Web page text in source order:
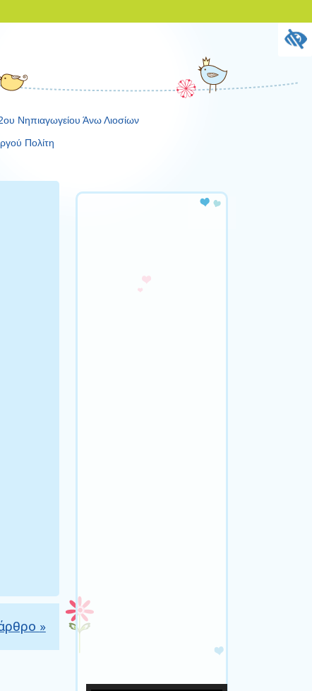
Νηπιαγωγείου Άνω Λιοσίων
Πολίτη
»